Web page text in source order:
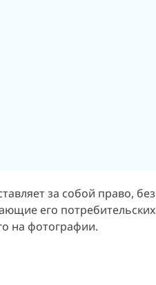
за собой право,
его
на фотографии.